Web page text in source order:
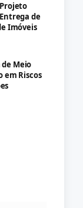
Projeto
Entrega de
Imóveis
de Meio
em Riscos